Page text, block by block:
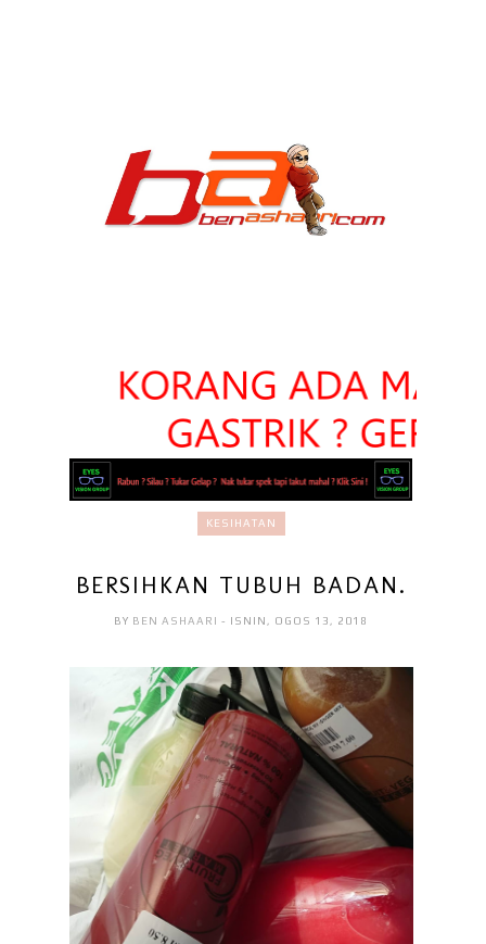
KESIHATAN
BERSIHKAN TUBUH BADAN.
BY BEN ASHAARI- ISNIN, OGOS 13, 2018